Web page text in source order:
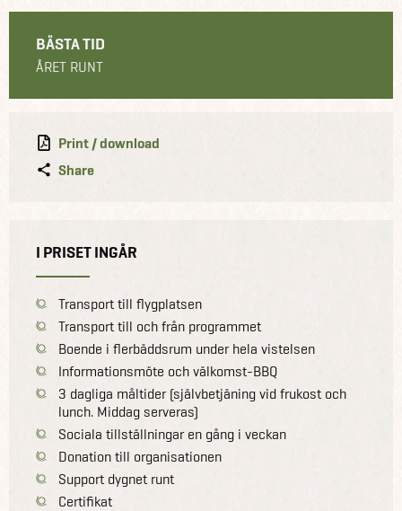
BÄSTA TID
ÅRET RUNT
Print / download
Share
I PRISET INGÅR
Transport till flygplatsen
Transport till och från programmet
Boende i flerbäddsrum under hela vistelsen
Informationsmöte och välkomst-BBQ
3 dagliga måltider (självbetjäning vid frukost och
lunch. Middag serveras)
Sociala tillställningar en gång i veckan
Donation till organisationen
Support dygnet runt
Certifikat